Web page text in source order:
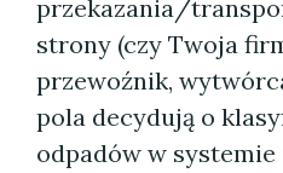
przekazania/
strony (czy Twoja
przewoźnik,
pola decydują o
odpadów w systemie